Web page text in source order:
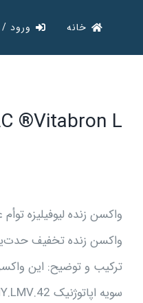
خانه ورود
®Vitabron L
واکسن زنده لیوفیلیزه
واکسن زنده تخفیف
سویه اپاتوژنیک PHY.LMV.42 کشت داده شده در جنین تخم‌مرغ‌هایSPF و لیوفیلیزه می‌باشد.